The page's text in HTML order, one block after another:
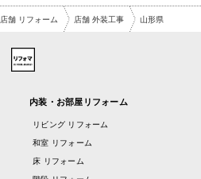
店舗 リフォーム 店舗 外装工事 山形県
内装・お部屋リフォーム
リビング リフォーム
和室 リフォーム
床 リフォーム